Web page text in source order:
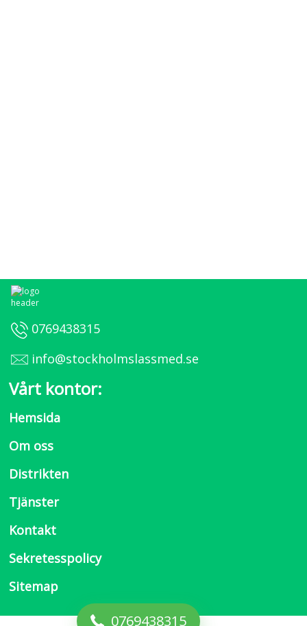
0769438315
info@stockholmslassmed.se
Vårt kontor:
Hemsida
Om oss
Distrikten
Tjänster
Kontakt
Sekretesspolicy
Sitemap
0769438315